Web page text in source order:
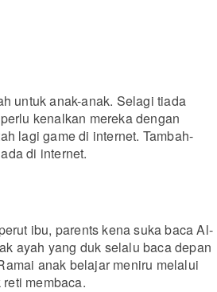
untuk anak-anak. Selagi tiada
kenalkan mereka dengan
lagi game di internet. Tambah-
di internet.
ibu, parents kena suka baca Al-
ayah yang duk selalu baca depan
anak belajar meniru melalui
membaca.